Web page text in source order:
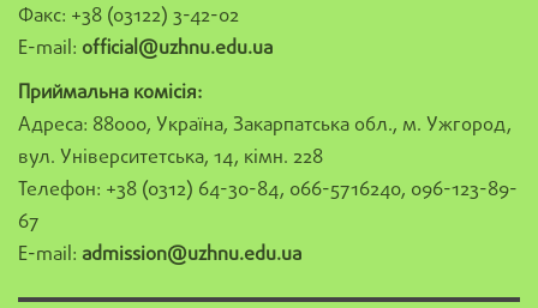
Факс: +38 (03122) 3-42-02
E-mail: official@uzhnu.edu.ua
Приймальна комісія:
Адреса: 88000, Україна, Закарпатська обл., м. Ужгород,
вул. Університетська, 14, кімн. 228
Телефон: +38 (0312) 64-30-84, 066-5716240, 096-123-89-
67
E-mail: admission@uzhnu.edu.ua